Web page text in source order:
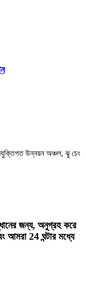
উন্নয়ন অঞ্চল, ঝু চেং
জন্য, অনুগ্রহ করে
আমরা 24 ঘন্টার মধ্যে